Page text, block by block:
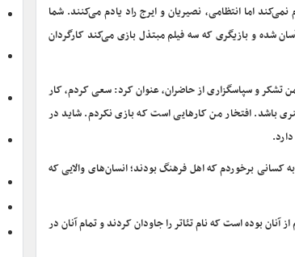
اما انتظامی، نصیریان و ایرج راد یادم می‌کنند. شما
شده و بازیگری که سه فیلم مبتذل بازی می‌کند کارگردان
تشکر و سپاسگزاری از حاضران، عنوان کرد: سعی کردم، کار
باشد. افتخار من کارهایی است که بازی نکردم. شاید در
برخوردم که اهل فرهنگ بودند؛ انسان‌های والایی که
آنان بوده است که نام تئاتر را جاودان کردند و تمام آنان در